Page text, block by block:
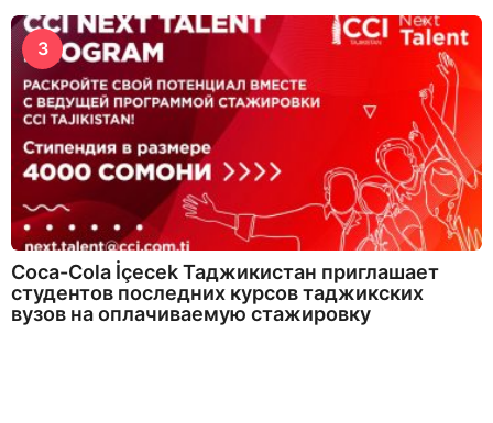
3
Coca-Cola İçecek Таджикистан приглашает
студентов последних курсов таджикских
вузов на оплачиваемую стажировку